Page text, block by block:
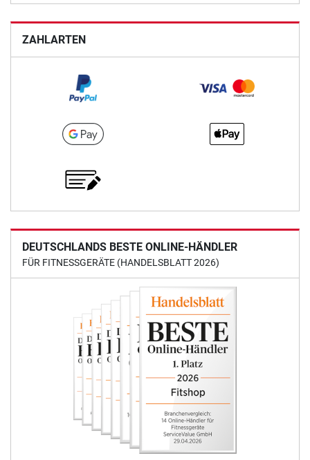
ZAHLARTEN
DEUTSCHLANDS BESTE ONLINE-HÄNDLER
FÜR FITNESSGERÄTE (HANDELSBLATT 2026)